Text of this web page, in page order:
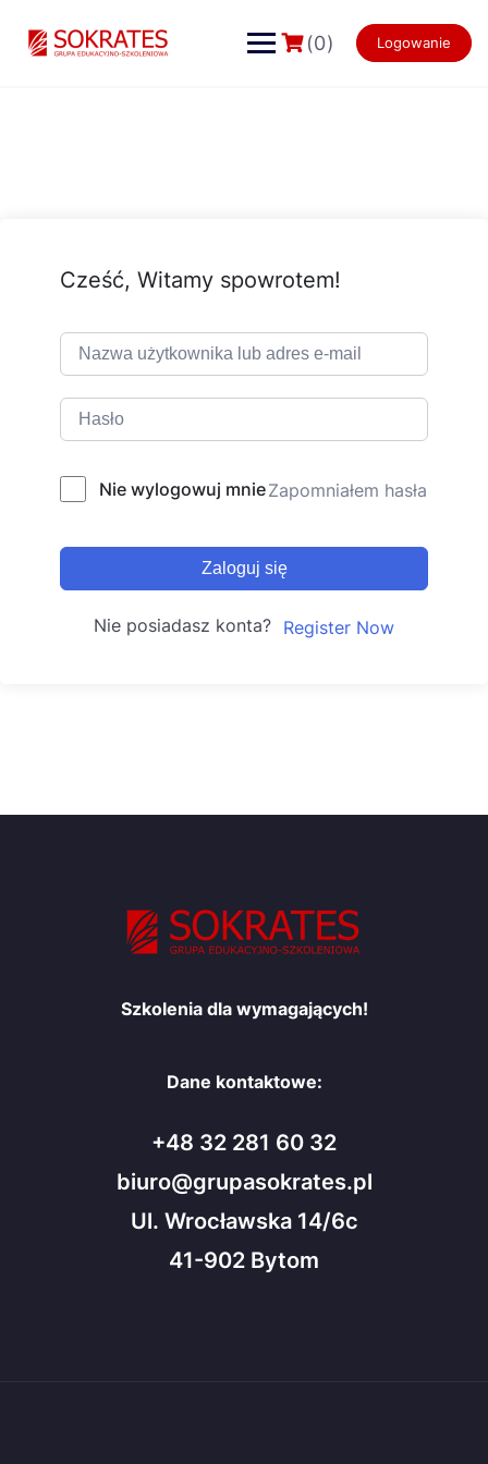
content
(0) Logowanie
Cześć, Witamy spowrotem!
Nie wylogowuj mnieZapomniałem hasła
Zaloguj się
Nie posiadasz konta? Register Now
Szkolenia dla wymagających!
Dane kontaktowe:
+48 32 281 60 32
biuro@grupasokrates.pl
Ul. Wrocławska 14/6c
41-902 Bytom